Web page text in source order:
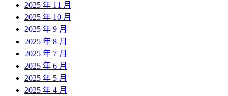
2025 年 11 月
2025 年 10 月
2025 年 9 月
2025 年 8 月
2025 年 7 月
2025 年 6 月
2025 年 5 月
2025 年 4 月